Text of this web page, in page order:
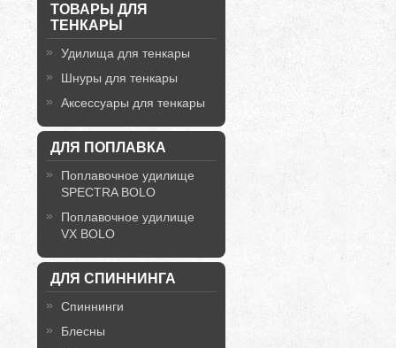
ТОВАРЫ ДЛЯ
ТЕНКАРЫ
Удилища для тенкары
Шнуры для тенкары
Аксессуары для тенкары
ДЛЯ ПОПЛАВКА
Поплавочное удилище
SPECTRA BOLO
Поплавочное удилище
VX BOLO
ДЛЯ СПИННИНГА
Спиннинги
Блесны